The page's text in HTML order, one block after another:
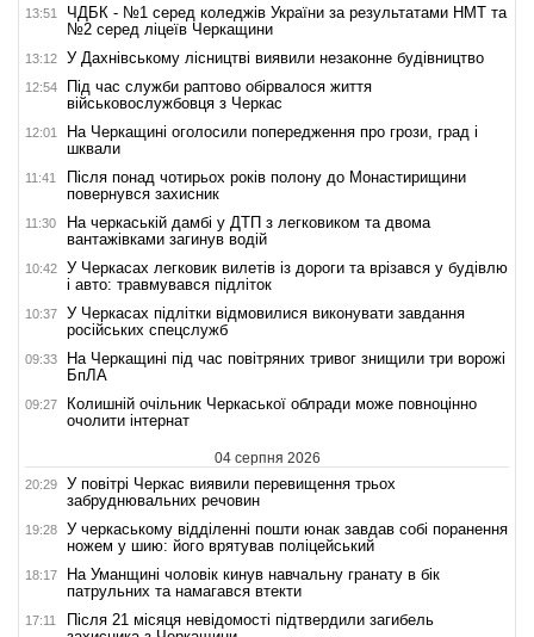
13:51
ЧДБК - №1 серед коледжів України за результатами НМТ та
№2 серед ліцеїв Черкащини
13:12 У Дахнівському лісництві виявили незаконне будівництво
12:54
Під час служби раптово обірвалося життя
військовослужбовця з Черкас
12:01
На Черкащині оголосили попередження про грози, град і
шквали
11:41
Після понад чотирьох років полону до Монастирищини
повернувся захисник
11:30
На черкаській дамбі у ДТП з легковиком та двома
вантажівками загинув водій
10:42
У Черкасах легковик вилетів із дороги та врізався у будівлю
і авто: травмувався підліток
10:37
У Черкасах підлітки відмовилися виконувати завдання
російських спецслужб
09:33
На Черкащині під час повітряних тривог знищили три ворожі
БпЛА
09:27
Колишній очільник Черкаської облради може повноцінно
очолити інтернат
04 серпня 2026
20:29
У повітрі Черкас виявили перевищення трьох
забруднювальних речовин
19:28
У черкаському відділенні пошти юнак завдав собі поранення
ножем у шию: його врятував поліцейський
18:17
На Уманщині чоловік кинув навчальну гранату в бік
патрульних та намагався втекти
17:11
Після 21 місяця невідомості підтвердили загибель